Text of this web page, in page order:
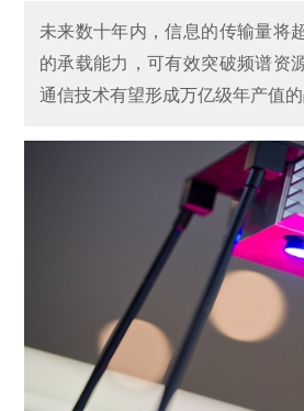
未来数十年内，信息的传输量将
的承载能力，可有效突破频谱资
通信技术有望形成万亿级年产值